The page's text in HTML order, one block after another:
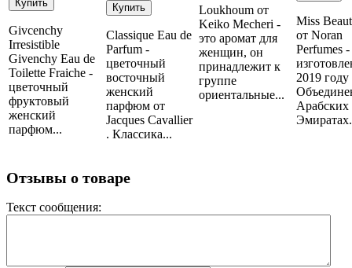
Givcenchy
Irresistible
Givenchy Eau de
Toilette Fraiche -
цветочный
фруктовый
женский
парфюм...
Classique Eau de
Parfum -
цветочный
восточный
женский
парфюм от
Jacques Cavallier
. Классика...
Loukhoum от
Keiko Mecheri -
это аромат для
женщин, он
принадлежит к
группе
ориентальные...
Miss
от Noran
Perfumes -
2019 году
Арабских
Отзывы о товаре
Текст сообщения: